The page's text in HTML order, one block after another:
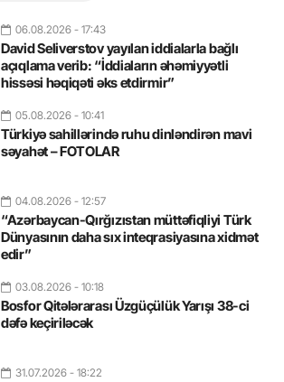
06.08.2026 - 17:43
David Seliverstov yayılan iddialarla bağlı
açıqlama verib: “İddiaların əhəmiyyətli
hissəsi həqiqəti əks etdirmir”
05.08.2026 - 10:41
Türkiyə sahillərində ruhu dinləndirən mavi
səyahət – FOTOLAR
04.08.2026 - 12:57
“Azərbaycan-Qırğızıstan müttəfiqliyi Türk
Dünyasının daha sıx inteqrasiyasına xidmət
edir”
03.08.2026 - 10:18
Bosfor Qitələrarası Üzgüçülük Yarışı 38-ci
dəfə keçiriləcək
31.07.2026 - 18:22